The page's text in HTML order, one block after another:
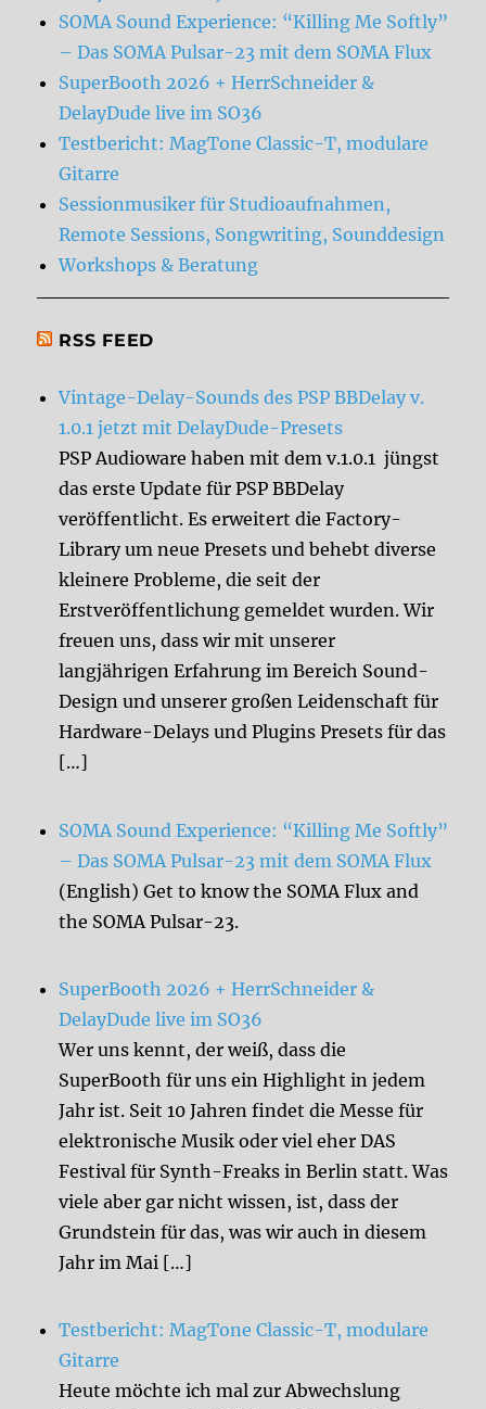
SOMA Sound Experience: “Killing Me Softly”
– Das SOMA Pulsar-23 mit dem SOMA Flux
SuperBooth 2026 + HerrSchneider &
DelayDude live im SO36
Testbericht: MagTone Classic-T, modulare
Gitarre
Sessionmusiker für Studioaufnahmen,
Remote Sessions, Songwriting, Sounddesign
Workshops & Beratung
RSS FEED
Vintage-Delay-Sounds des PSP BBDelay v.
1.0.1 jetzt mit DelayDude-Presets
PSP Audioware haben mit dem v.1.0.1 jüngst
das erste Update für PSP BBDelay
veröffentlicht. Es erweitert die Factory-
Library um neue Presets und behebt diverse
kleinere Probleme, die seit der
Erstveröffentlichung gemeldet wurden. Wir
freuen uns, dass wir mit unserer
langjährigen Erfahrung im Bereich Sound-
Design und unserer großen Leidenschaft für
Hardware-Delays und Plugins Presets für das
[…]
SOMA Sound Experience: “Killing Me Softly”
– Das SOMA Pulsar-23 mit dem SOMA Flux
(English) Get to know the SOMA Flux and
the SOMA Pulsar-23.
SuperBooth 2026 + HerrSchneider &
DelayDude live im SO36
Wer uns kennt, der weiß, dass die
SuperBooth für uns ein Highlight in jedem
Jahr ist. Seit 10 Jahren findet die Messe für
elektronische Musik oder viel eher DAS
Festival für Synth-Freaks in Berlin statt. Was
viele aber gar nicht wissen, ist, dass der
Grundstein für das, was wir auch in diesem
Jahr im Mai […]
Testbericht: MagTone Classic-T, modulare
Gitarre
Heute möchte ich mal zur Abwechslung